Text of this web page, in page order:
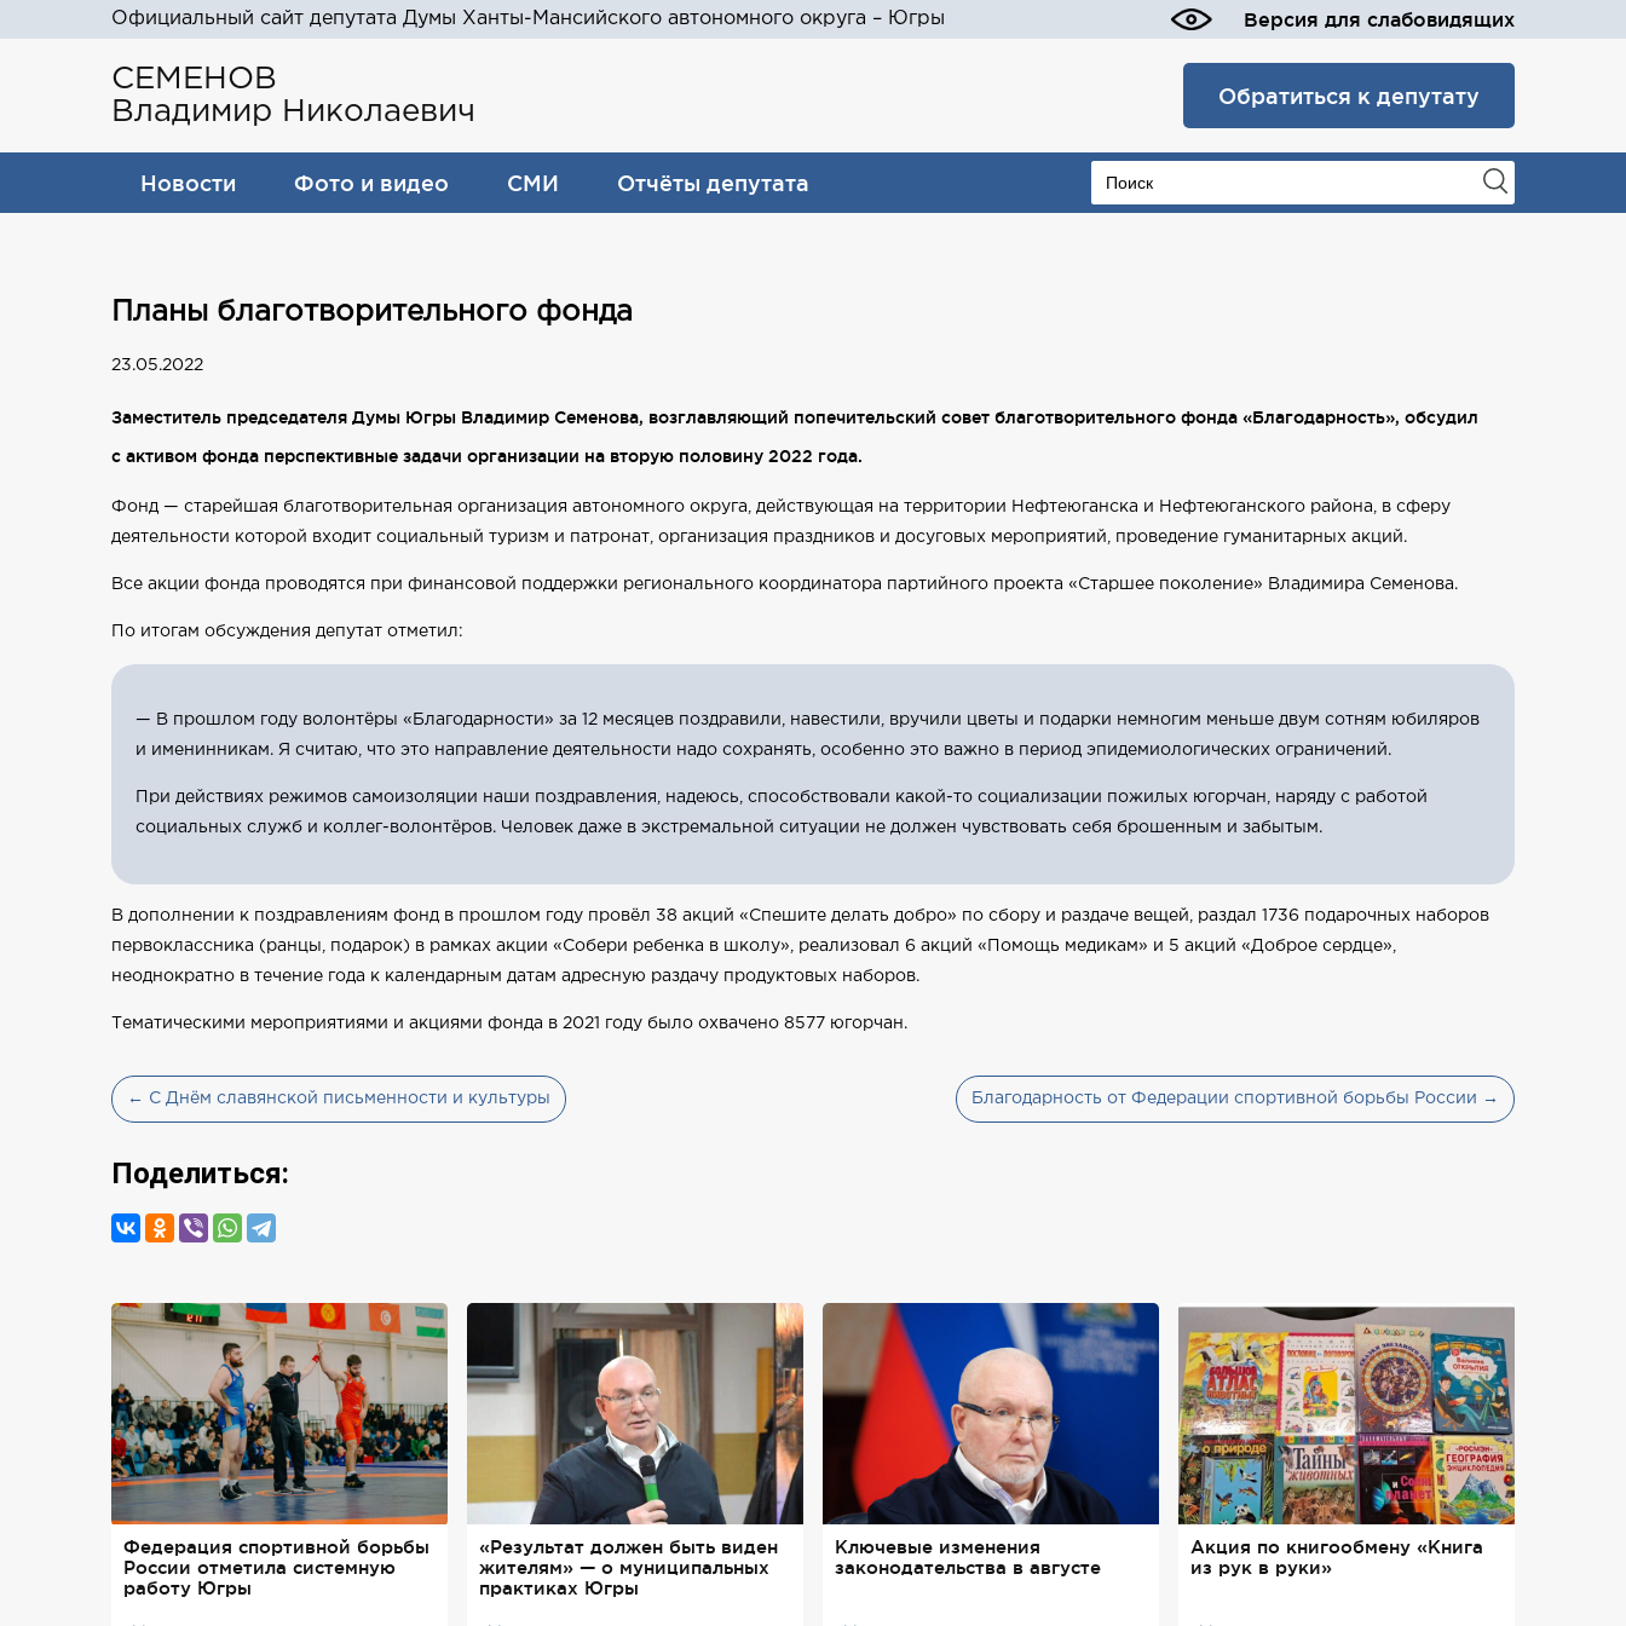
Официальный сайт депутата Думы Ханты-Мансийского автономного округа – Югры Версия для слабовидящих
СЕМЕНОВ
Владимир Николаевич
Обратиться к депутату
Новости Фото и видео СМИ Отчёты депутата
Планы благотворительного фонда
23.05.2022
Заместитель председателя Думы Югры Владимир Семенова, возглавляющий попечительский совет благотворительного фонда «Благодарность», обсудил
с активом фонда перспективные задачи организации на вторую половину 2022 года.
Фонд — старейшая благотворительная организация автономного округа, действующая на территории Нефтеюганска и Нефтеюганского района, в сферу
деятельности которой входит социальный туризм и патронат, организация праздников и досуговых мероприятий, проведение гуманитарных акций.
Все акции фонда проводятся при финансовой поддержки регионального координатора партийного проекта «Старшее поколение» Владимира Семенова.
По итогам обсуждения депутат отметил:
— В прошлом году волонтёры «Благодарности» за 12 месяцев поздравили, навестили, вручили цветы и подарки немногим меньше двум сотням юбиляров
и именинникам. Я считаю, что это направление деятельности надо сохранять, особенно это важно в период эпидемиологических ограничений.
При действиях режимов самоизоляции наши поздравления, надеюсь, способствовали какой-то социализации пожилых югорчан, наряду с работой
социальных служб и коллег-волонтёров. Человек даже в экстремальной ситуации не должен чувствовать себя брошенным и забытым.
В дополнении к поздравлениям фонд в прошлом году провёл 38 акций «Спешите делать добро» по сбору и раздаче вещей, раздал 1736 подарочных наборов
первоклассника (ранцы, подарок) в рамках акции «Собери ребенка в школу», реализовал 6 акций «Помощь медикам» и 5 акций «Доброе сердце»,
неоднократно в течение года к календарным датам адресную раздачу продуктовых наборов.
Тематическими мероприятиями и акциями фонда в 2021 году было охвачено 8577 югорчан.
← С Днём славянской письменности и культуры Благодарность от Федерации спортивной борьбы России →
Поделиться:
Федерация спортивной борьбы
России отметила системную
работу Югры
«Результат должен быть виден
жителям» — о муниципальных
практиках Югры
Ключевые изменения
законодательства в августе
Акция по книгообмену «Книга
из рук в руки»